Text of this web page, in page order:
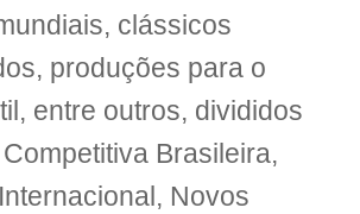
clássicos
produções para o
entre outros, divididos
Brasileira,
Novos